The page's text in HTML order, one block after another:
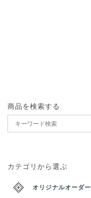
商品を検索する
カテゴリから選ぶ
オリジナルオーダー